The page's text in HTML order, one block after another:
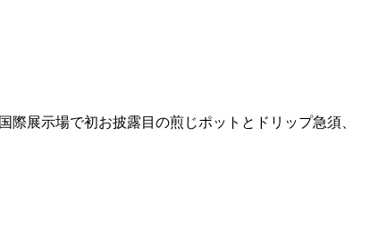
展示場で初お披露目の煎じポットとドリップ急須、